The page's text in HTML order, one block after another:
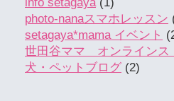
info setagaya(1)
photo-nanaスマホレッスン
setagaya*mama イベント
世田谷ママ オンラインス
犬・ペットブログ (2)